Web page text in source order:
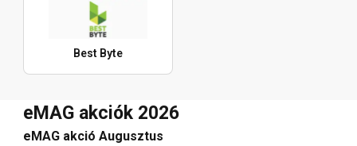
Best Byte
eMAG akciók 2026
eMAG akció Augusztus